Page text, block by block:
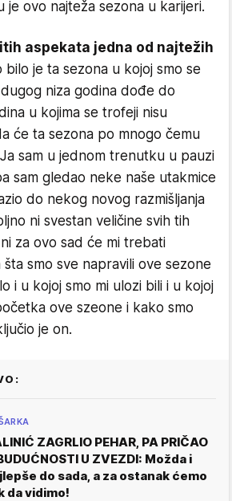
je ovo najteža sezona u karijeri.
aspekata jedna od najtežih
bilo je ta sezona u kojoj smo se
niza godina dođe do
u kojima se trofeji nisu
će ta sezona po mnogo čemu
sam u jednom trenutku u pauzi
sam gledao neke naše utakmice
do nekog novog razmišljanja
ni svestan veličine svih tih
za ovo sad će mi trebati
smo sve napravili ove sezone
i u kojoj smo mi ulozi bili i u kojoj
ove szeone i kako smo
je on.
ZAGRLIO PEHAR, PA PRIČAO
U ZVEZDI: Možda i
do sada, a za ostanak ćemo
da vidimo!